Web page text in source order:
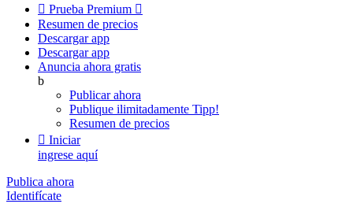
 Prueba Premium 
Resumen de precios
Descargar app
Descargar app
Anuncia ahora gratis
b
Publicar ahora
Publique ilimitadamente Tipp!
Resumen de precios
 Iniciar
ingrese aquí
Publica ahora
Identifícate